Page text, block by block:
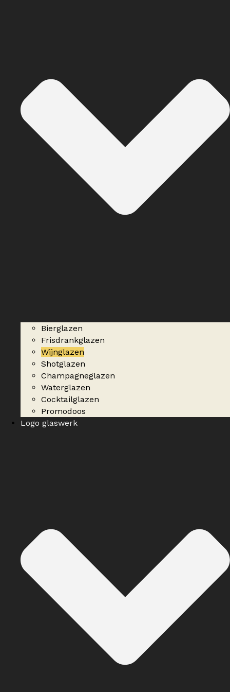
Bierglazen
Frisdrankglazen
Wijnglazen
Shotglazen
Champagneglazen
Waterglazen
Cocktailglazen
Promodoos
Logo glaswerk